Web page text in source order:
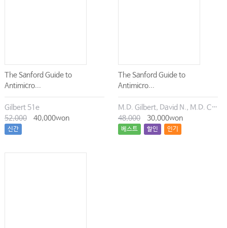
The Sanford Guide to
Antimicro...
Gilbert 51e
52,000
40,000won
신간
The Sanford Guide to
Antimicro...
M.D. Gilbert, David N., M.D. Chambers, Henry F., M.D. Eliopoulos, George M., M.D. Saag, Michael S., M.D. Pavia, Andrew T.
48,000
30,000won
베스트 할인 인기